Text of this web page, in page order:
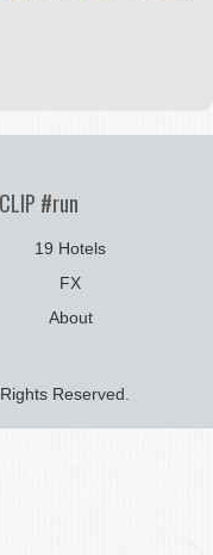
#run
19 Hotels
FX
About
Reserved.